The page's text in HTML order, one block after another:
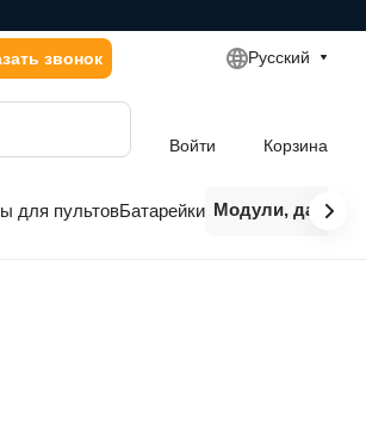
звонок Русский
Войти Корзина
для пультовБатарейки Модули,